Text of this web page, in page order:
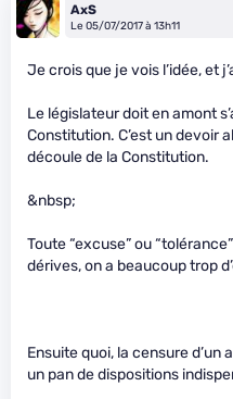
AxS
Le 05/07/2017 à 13h11
Je crois que je vois l’idée, et
Le législateur doit en amont
Constitution. C’est un devoir
découle de la Constitution.
&nbsp;
Toute “excuse” ou
dérives, on a beaucoup trop
Ensuite quoi, la censure
un pan de dispositions